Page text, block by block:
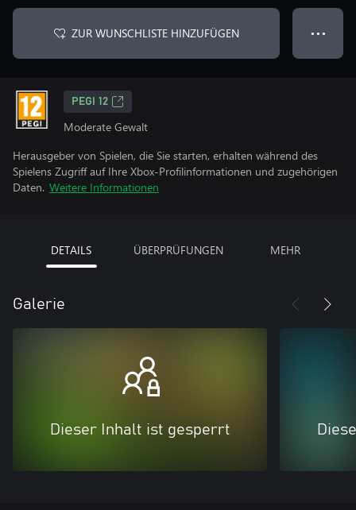
ZUR WUNSCHLISTE HINZUFÜGEN ● ● ●
PEGI 12
Moderate Gewalt
Herausgeber von Spielen, die Sie starten, erhalten während des
Spielens Zugriff auf Ihre Xbox-Profilinformationen und zugehörigen
Daten. Weitere Informationen
DETAILS ÜBERPRÜFUNGEN MEHR
Galerie
Dieser Inhalt ist gesperrt